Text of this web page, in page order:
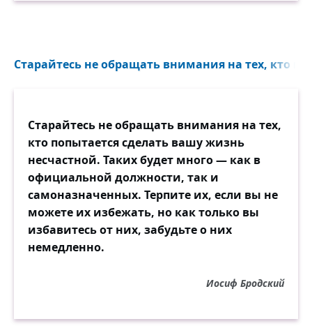
туда не всходит человек,
Должно быть, так. Не всё ль равно,
когда поднять ты должен ворот,
Меж ними есть союз и связь
и сходство — пусть совсем немое.
Сойдясь вдвоём, соединясь,
им очень просто стать зимою.
Дела, не знавшие родства,
и облака в небесной сини,
предметы все и вещества
дают со временем плоды,
Старайтесь не обращать внимания на тех, кто
Старайтесь не обращать внимания на тех,
кто попытается сделать вашу жизнь
несчастной. Таких будет много — как в
официальной должности, так и
самоназначенных. Терпите их, если вы не
можете их избежать, но как только вы
избавитесь от них, забудьте о них
немедленно.
Иосиф Бродский